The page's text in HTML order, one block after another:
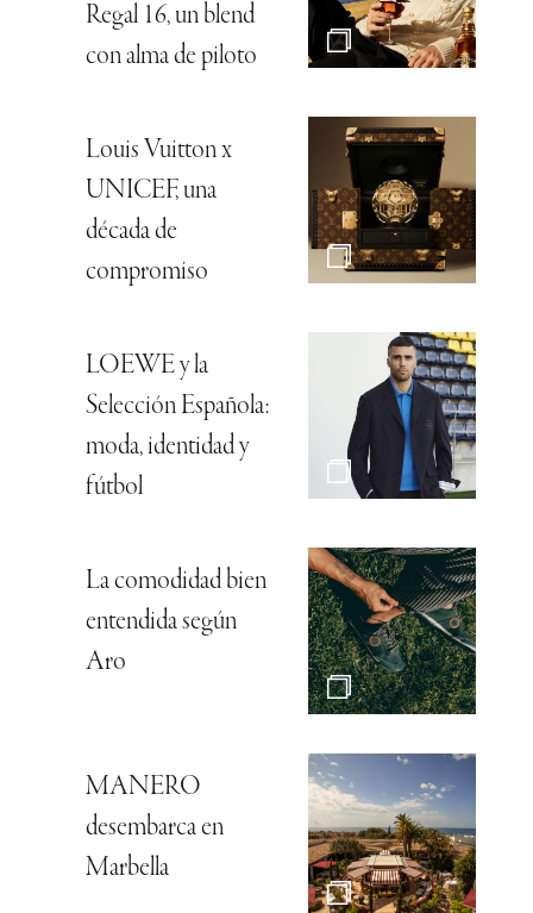
Regal 16, un blend
con alma de piloto
Louis Vuitton x
UNICEF, una
década de
compromiso
LOEWE y la
Selección Española:
moda, identidad y
fútbol
La comodidad bien
entendida según
Aro
MANERO
desembarca en
Marbella